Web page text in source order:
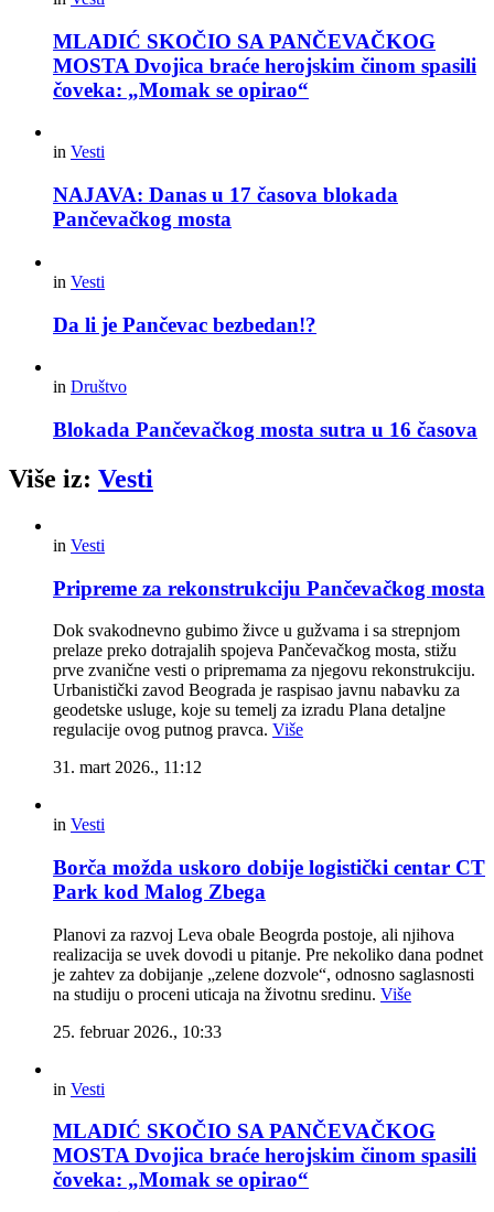
MLADIĆ SKOČIO SA PANČEVAČKOG
MOSTA Dvojica braće herojskim činom spasili
čoveka: „Momak se opirao“
in Vesti
NAJAVA: Danas u 17 časova blokada
Pančevačkog mosta
in Vesti
Da li je Pančevac bezbedan!?
in Društvo
Blokada Pančevačkog mosta sutra u 16 časova
Više iz: Vesti
in Vesti
Pripreme za rekonstrukciju Pančevačkog mosta
Dok svakodnevno gubimo živce u gužvama i sa strepnjom
prelaze preko dotrajalih spojeva Pančevačkog mosta, stižu
prve zvanične vesti o pripremama za njegovu rekonstrukciju.
Urbanistički zavod Beograda je raspisao javnu nabavku za
geodetske usluge, koje su temelj za izradu Plana detaljne
regulacije ovog putnog pravca. Više
31. mart 2026., 11:12
in Vesti
Borča možda uskoro dobije logistički centar CT
Park kod Malog Zbega
Planovi za razvoj Leva obale Beogrda postoje, ali njihova
realizacija se uvek dovodi u pitanje. Pre nekoliko dana podnet
je zahtev za dobijanje „zelene dozvole“, odnosno saglasnosti
na studiju o proceni uticaja na životnu sredinu. Više
25. februar 2026., 10:33
in Vesti
MLADIĆ SKOČIO SA PANČEVAČKOG
MOSTA Dvojica braće herojskim činom spasili
čoveka: „Momak se opirao“